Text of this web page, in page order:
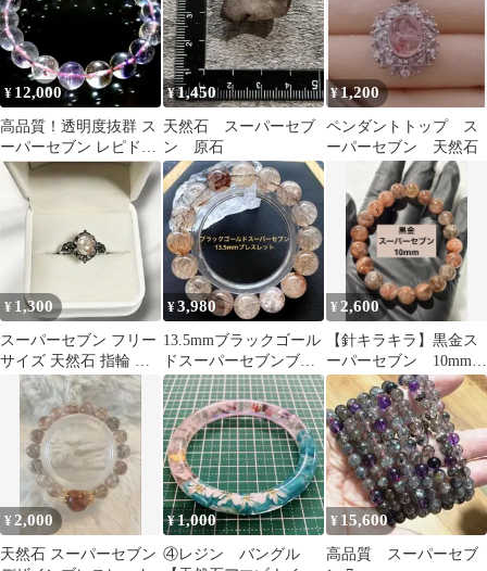
¥ 12,000
高品質！透明度抜群 ス
ーパーセブン レピドク
ロサイトインクォーツ
10mm 天然石
¥1,450
天然石 スーパーセブ
ン 原石
¥1,200
ペンダントトップ ス
ーパーセブン 天然石
¥ 1,300
スーパーセブン フリー
サイズ 天然石 指輪 リ
ング
¥3,980
13.5mmブラックゴール
ドスーパーセブンブレ
スレット
¥ 2,600
【針キラキラ】黒金ス
ーパーセブン 10mm
ブレスレット
¥ 2,000
天然石 スーパーセブン
¥1,000
④レジン バングル
¥ 15,600
高品質 スーパーセブ